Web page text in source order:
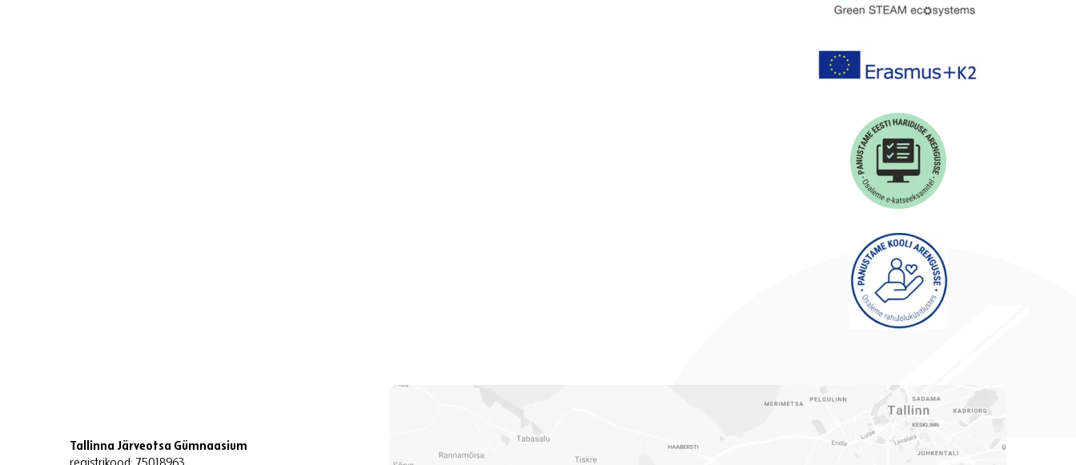
Tallinna Järveotsa Gümnaasium